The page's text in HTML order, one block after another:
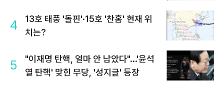
4
13호 태풍 '돌핀'·15호 '찬홈' 현재 위
치는?
5
"이재명 탄핵, 얼마 안 남았다"...'윤석
열 탄핵' 맞힌 무당, '성지글' 등장